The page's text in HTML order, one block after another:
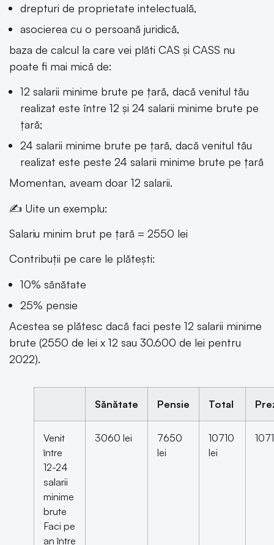
drepturi de proprietate intelectuală,
asocierea cu o persoană juridică,
baza de calcul la care vei plăti CAS și CASS nu
poate fi mai mică de:
12 salarii minime brute pe ţară, dacă venitul tău
realizat este între 12 și 24 salarii minime brute pe
ţară;
24 salarii minime brute pe ţară, dacă venitul tău
realizat este peste 24 salarii minime brute pe ţară
Momentan, aveam doar 12 salarii.
✍ Uite un exemplu:
Salariu minim brut pe țară = 2550 lei
Contribuții pe care le plătești:
10% sănătate
25% pensie
Acestea se plătesc dacă faci peste 12 salarii minime
brute (2550 de lei x 12 sau 30.600 de lei pentru
2022).
Sănătate Pensie Total
Venit
între
12-24
salarii
minime
brute
Faci pe
an între
3060 lei
7650
lei
10710
lei